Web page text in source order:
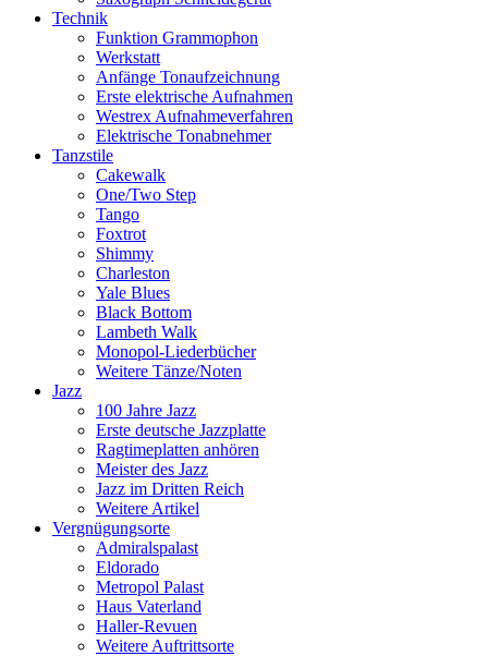
Technik
Funktion Grammophon
Werkstatt
Anfänge Tonaufzeichnung
Erste elektrische Aufnahmen
Westrex Aufnahmeverfahren
Elektrische Tonabnehmer
Tanzstile
Cakewalk
One/Two Step
Tango
Foxtrot
Shimmy
Charleston
Yale Blues
Black Bottom
Lambeth Walk
Monopol-Liederbücher
Weitere Tänze/Noten
Jazz
100 Jahre Jazz
Erste deutsche Jazzplatte
Ragtimeplatten anhören
Meister des Jazz
Jazz im Dritten Reich
Weitere Artikel
Vergnügungsorte
Admiralspalast
Eldorado
Metropol Palast
Haus Vaterland
Haller-Revuen
Weitere Auftrittsorte